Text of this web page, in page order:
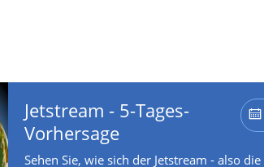
Jetstream - 5-Tages-
Vorhersage
Sehen Sie, wie sich der Jetstream - also